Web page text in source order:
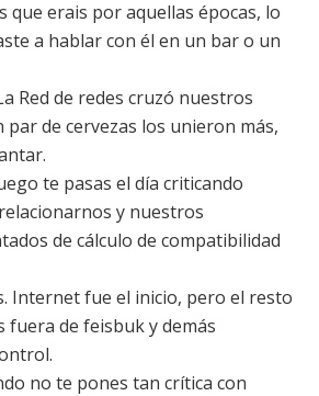
que erais por aquellas épocas, lo
a hablar con él en un bar o un
Red de redes cruzó nuestros
par de cervezas los unieron más,
te pasas el día criticando
y nuestros
de cálculo de compatibilidad
Internet fue el inicio, pero el resto
fuera de feisbuk y demás
no te pones tan crítica con